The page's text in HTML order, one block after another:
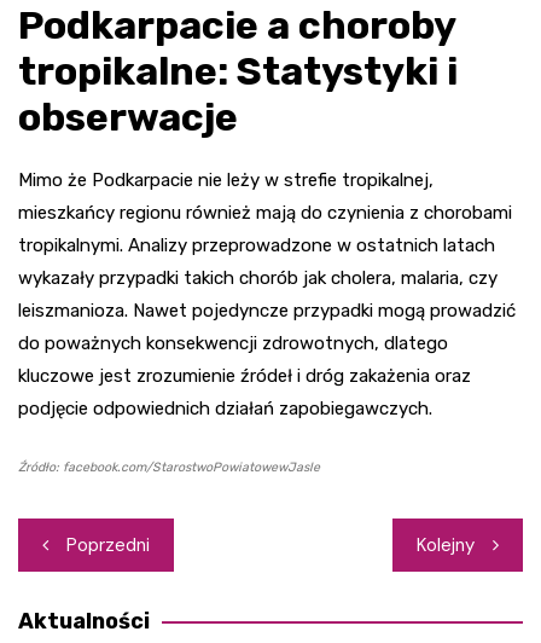
Podkarpacie a choroby
tropikalne: Statystyki i
obserwacje
Mimo że Podkarpacie nie leży w strefie tropikalnej,
mieszkańcy regionu również mają do czynienia z chorobami
tropikalnymi. Analizy przeprowadzone w ostatnich latach
wykazały przypadki takich chorób jak cholera, malaria, czy
leiszmanioza. Nawet pojedyncze przypadki mogą prowadzić
do poważnych konsekwencji zdrowotnych, dlatego
kluczowe jest zrozumienie źródeł i dróg zakażenia oraz
podjęcie odpowiednich działań zapobiegawczych.
Źródło: facebook.com/StarostwoPowiatowewJasle
Nawigacja
wpisu
Poprzedni Kolejny
Aktualności